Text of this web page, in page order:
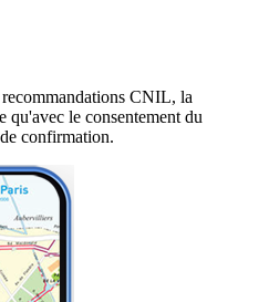
CNIL, la
qu'avec le consentement du
confirmation.